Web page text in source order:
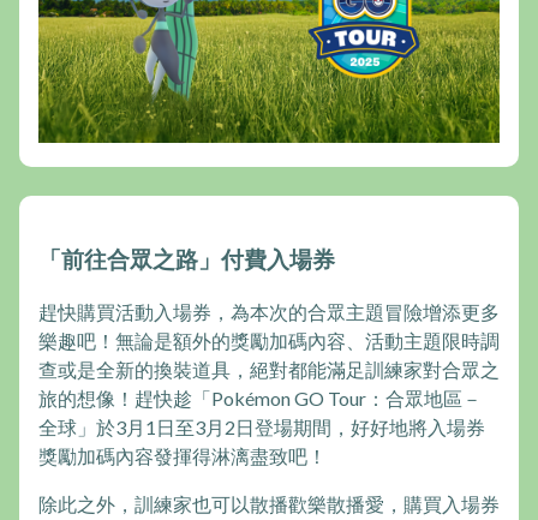
「前往合眾之路」付費入場券
趕快購買活動入場券，為本次的合眾主題冒險增添更多
樂趣吧！無論是額外的獎勵加碼內容、活動主題限時調
查或是全新的換裝道具，絕對都能滿足訓練家對合眾之
旅的想像！趕快趁「Pokémon GO Tour：合眾地區－
全球」於3月1日至3月2日登場期間，好好地將入場券
獎勵加碼內容發揮得淋漓盡致吧！
除此之外，訓練家也可以散播歡樂散播愛，購買入場券